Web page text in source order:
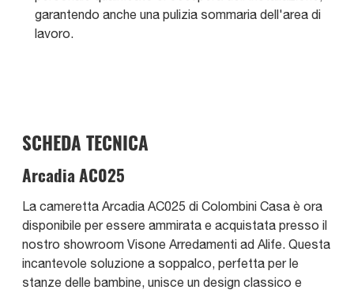
garantendo anche una pulizia sommaria dell'area di
lavoro.
SCHEDA TECNICA
Arcadia AC025
La cameretta Arcadia AC025 di Colombini Casa è ora
disponibile per essere ammirata e acquistata presso il
nostro showroom Visone Arredamenti ad Alife. Questa
incantevole soluzione a soppalco, perfetta per le
stanze delle bambine, unisce un design classico e